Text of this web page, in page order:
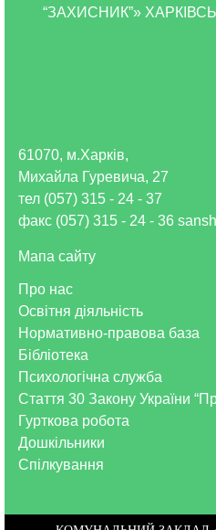
“ЗАХИСНИК”»
Про нас
Освітня діяльність
Нормативно-правова база
Бібліотека
Психологічна служба
Стаття 30 Закону України
Гурткова робота
Дошкільники
Спілкування
61070, м.Харків,
Михайла Гуревича, 27
тел (057) 315 - 24 - 37
факс (057) 315 - 24 - 36
Мапа сайту